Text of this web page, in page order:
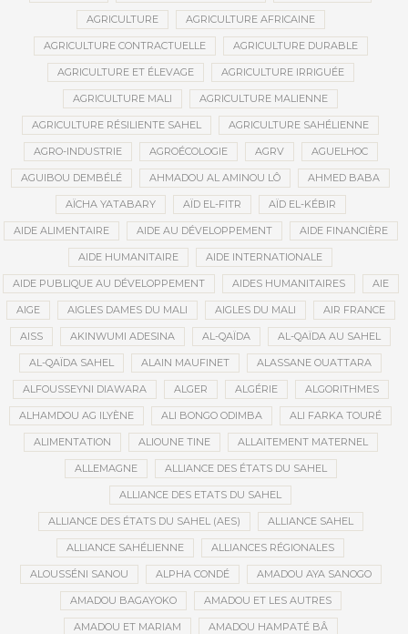
AGRICULTURE AGRICULTURE AFRICAINE
AGRICULTURE CONTRACTUELLE AGRICULTURE DURABLE
AGRICULTURE ET ÉLEVAGE AGRICULTURE IRRIGUÉE
AGRICULTURE MALI AGRICULTURE MALIENNE
AGRICULTURE RÉSILIENTE SAHEL AGRICULTURE SAHÉLIENNE
AGRO-INDUSTRIE AGROÉCOLOGIE AGRV AGUELHOC
AGUIBOU DEMBÉLÉ AHMADOU AL AMINOU LÔ AHMED BABA
AÏCHA YATABARY AÏD EL-FITR AÏD EL-KÉBIR
AIDE ALIMENTAIRE AIDE AU DÉVELOPPEMENT AIDE FINANCIÈRE
AIDE HUMANITAIRE AIDE INTERNATIONALE
AIDE PUBLIQUE AU DÉVELOPPEMENT AIDES HUMANITAIRES AIE
AIGE AIGLES DAMES DU MALI AIGLES DU MALI AIR FRANCE
AISS AKINWUMI ADESINA AL-QAÏDA AL-QAÏDA AU SAHEL
AL-QAÏDA SAHEL ALAIN MAUFINET ALASSANE OUATTARA
ALFOUSSEYNI DIAWARA ALGER ALGÉRIE ALGORITHMES
ALHAMDOU AG ILYÈNE ALI BONGO ODIMBA ALI FARKA TOURÉ
ALIMENTATION ALIOUNE TINE ALLAITEMENT MATERNEL
ALLEMAGNE ALLIANCE DES ÉTATS DU SAHEL
ALLIANCE DES ETATS DU SAHEL
ALLIANCE DES ÉTATS DU SAHEL (AES) ALLIANCE SAHEL
ALLIANCE SAHÉLIENNE ALLIANCES RÉGIONALES
ALOUSSÉNI SANOU ALPHA CONDÉ AMADOU AYA SANOGO
AMADOU BAGAYOKO AMADOU ET LES AUTRES
AMADOU ET MARIAM AMADOU HAMPATÉ BÂ